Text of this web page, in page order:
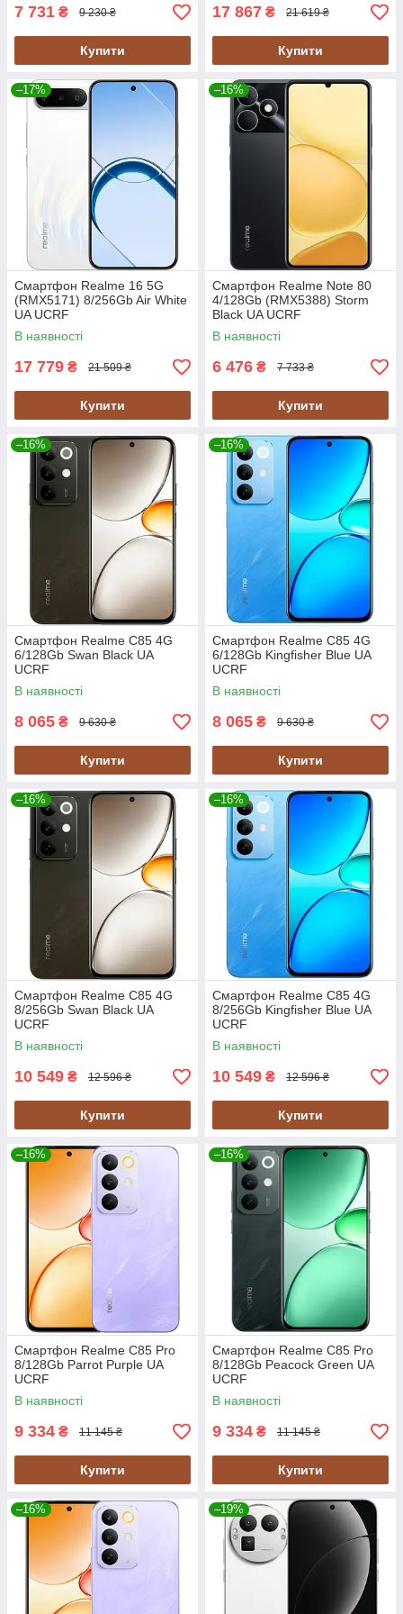
7 731 ₴ 9 230 ₴
Купити
17 867 ₴ 21 619 ₴
Купити
–17%
Смартфон Realme 16 5G
(RMX5171) 8/256Gb Air White
UA UCRF
В наявності
17 779 ₴ 21 509 ₴
Купити
–16%
Смартфон Realme Note 80
4/128Gb (RMX5388) Storm
Black UA UCRF
В наявності
6 476 ₴ 7 733 ₴
Купити
–16%
Смартфон Realme C85 4G
6/128Gb Swan Black UA
UCRF
В наявності
8 065 ₴ 9 630 ₴
Купити
–16%
Смартфон Realme C85 4G
6/128Gb Kingfisher Blue UA
UCRF
В наявності
8 065 ₴ 9 630 ₴
Купити
–16%
Смартфон Realme C85 4G
8/256Gb Swan Black UA
UCRF
В наявності
10 549 ₴ 12 596 ₴
Купити
–16%
Смартфон Realme C85 4G
8/256Gb Kingfisher Blue UA
UCRF
В наявності
10 549 ₴ 12 596 ₴
Купити
–16%
Смартфон Realme C85 Pro
8/128Gb Parrot Purple UA
UCRF
В наявності
9 334 ₴ 11 145 ₴
Купити
–16%
Смартфон Realme C85 Pro
8/128Gb Peacock Green UA
UCRF
В наявності
9 334 ₴ 11 145 ₴
Купити
–16% –19%